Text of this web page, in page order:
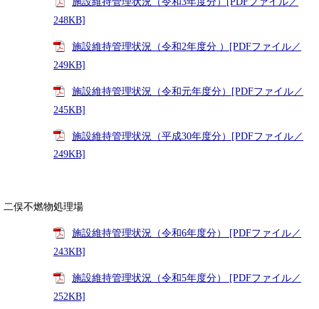
248KB]
施設維持管理状況（令和2年度分 ）[PDFファイル／
249KB]
施設維持管理状況（令和元年度分）[PDFファイル／
245KB]
施設維持管理状況（平成30年度分）[PDFファイル／
249KB]
二俣不燃物処理場
施設維持管理状況（令和6年度分） [PDFファイル／
243KB]
施設維持管理状況（令和5年度分） [PDFファイル／
252KB]